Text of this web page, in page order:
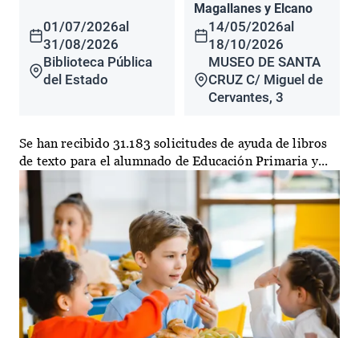
01/07/2026al
31/08/2026
Biblioteca Pública
del Estado
Magallanes y Elcano
14/05/2026al
18/10/2026
MUSEO DE SANTA
CRUZ C/ Miguel de
Cervantes, 3
Se han recibido 31.183 solicitudes de ayuda de libros
de texto para el alumnado de Educación Primaria y...